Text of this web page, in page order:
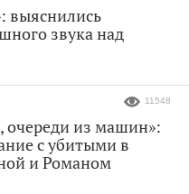
выяснились
звука над
очереди из машин»:
с убитыми в
и Романом
11548